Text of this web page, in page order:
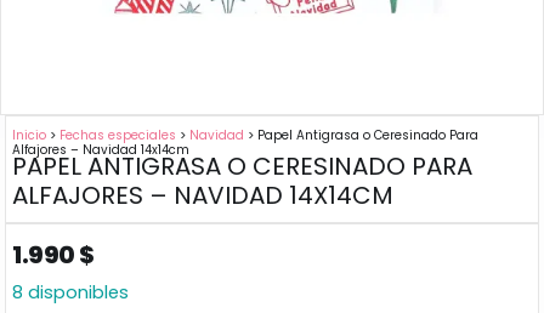
Inicio > Fechas especiales > Navidad > Papel Antigrasa o Ceresinado Para
Alfajores – Navidad 14x14cm
PAPEL ANTIGRASA O CERESINADO PARA
ALFAJORES – NAVIDAD 14X14CM
1.990$
8 disponibles